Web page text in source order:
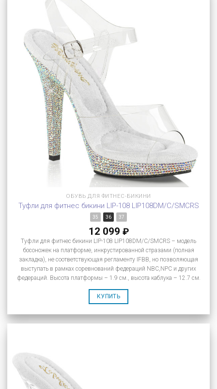
ОБУВЬ ДЛЯ ФИТНЕС-БИКИНИ
Туфли для фитнес бикини LIP-108 LIP108DM/C/SMCRS
35 36 37
12 099 ₽
Туфли для фитнес бикини LIP-108 LIP108DM/C/SMCRS – модель
босоножек на платформе, инкрустированной стразами (полная
закладка), не соответствующая регламенту IFBB, но позволяющая
выступать в рамках соревнований федераций NBC,NPC и других
федераций. Высота платформы – 1.9 см., высота каблука – 12.7 см.
КУПИТЬ